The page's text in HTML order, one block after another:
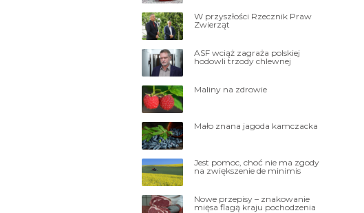
W przyszłości Rzecznik Praw
Zwierząt
ASF wciąż zagraża polskiej
hodowli trzody chlewnej
Maliny na zdrowie
Mało znana jagoda kamczacka
Jest pomoc, choć nie ma zgody
na zwiększenie de minimis
Nowe przepisy – znakowanie
mięsa flagą kraju pochodzenia